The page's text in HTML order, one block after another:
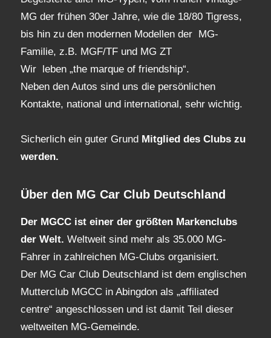
MG der frühen 30er Jahre, wie die 18/80 Tigress,
bis hin zu den modernen Modellen der MG-
Familie, z.B. MGF/TF und MG ZT
Wir leben „the marque of friendship“.
Neben den Autos sind uns die persönlichen
Kontakte, national und international, sehr wichtig.
Sicherlich ein guter Grund Mitglied des Clubs zu
werden.
Über den MG Car Club Deutschland
Der MGCC ist einer der größten Markenclubs
der Welt. Weltweit sind mehr als 35.000 MG-
Fahrer in zahlreichen MG-Clubs organisiert.
Der MG Car Club Deutschland ist dem englischen
Mutterclub MGCC in Abingdon als „affiliated
centre“ angeschlossen und ist damit Teil dieser
weltweiten MG-Gemeinde.